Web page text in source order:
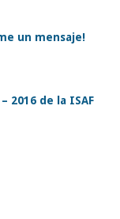
un mensaje!
2016 de la ISAF